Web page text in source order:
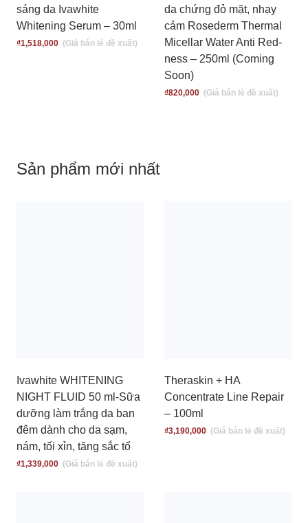
sáng da Ivawhite
Whitening Serum – 30ml
₫1,518,000
da chứng đỏ mặt, nhạy
cảm Rosederm Thermal
Micellar Water Anti Red-
ness – 250ml (Coming
Soon)
₫820,000
Sản phẩm mới nhất
Ivawhite WHITENING
NIGHT FLUID 50 ml-Sữa
dưỡng làm trắng da ban
đêm dành cho da sạm,
nám, tối xỉn, tăng sắc tố
₫1,339,000
Theraskin + HA
Concentrate Line Repair
– 100ml
₫3,190,000